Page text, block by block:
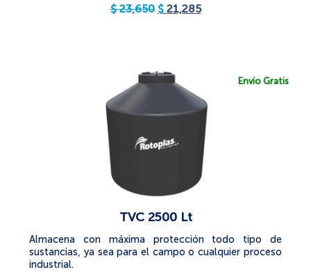
$23,650 $ 21,285
Envío Gratis
TVC 2500 Lt
Almacena con máxima protección todo tipo de
sustancias, ya sea para el campo o cualquier proceso
industrial.